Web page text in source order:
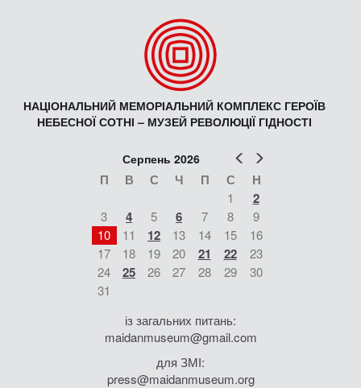
НАЦІОНАЛЬНИЙ МЕМОРІАЛЬНИЙ КОМПЛЕКС ГЕРОЇВ
НЕБЕСНОЇ СОТНІ – МУЗЕЙ РЕВОЛЮЦІЇ ГІДНОСТІ
Попер
Серпень 2026
П В С Ч П С Н
1 2
3 4 5 6 7 8
9
10
11 12 13 14 15
16
17
18 19 20 21 22
23
24
25 26 27 28 29
30
31
із загальних питань:
maidanmuseum@gmail.com
для ЗМІ:
press@maidanmuseum.org